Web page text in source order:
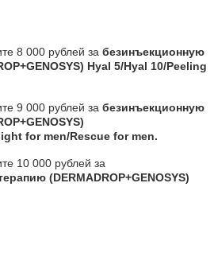
8 000 рублей за безинъекционную
Hyal 5/Hyal 10/Peeling
9 000 рублей за безинъекционную
for men/Rescue for men.
10 000 рублей за
(DERMADROP+GENOSYS)